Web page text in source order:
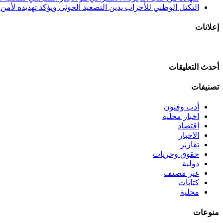
التكتل الوطني للأحزاب يدين التصعيد الحوثي ويؤكد تهديده
إعلانات
أحدث التعليقات
تصنيفات
أدب وفنون
اخبار محلية
اقتصاد
الاخبار
تقارير
حقوق وحريات
دولية
غير مصنف
كتابات
محلية
منوعات